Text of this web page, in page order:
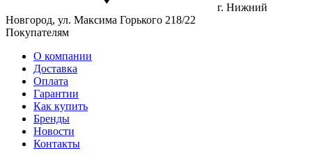
г. Нижний
Новгород, ул. Максима Горького 218/22
Покупателям
О компании
Доставка
Оплата
Гарантии
Как купить
Бренды
Новости
Контакты